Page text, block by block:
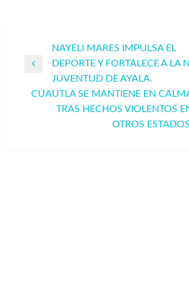
Navegación
de
entradas
NAYELI MARES IMPULSA EL
DEPORTE Y FORTALECE A LA
JUVENTUD DE AYALA.
CUAUTLA SE MANTIENE EN
TRAS HECHOS VIOLENTOS
OTROS ESTADOS